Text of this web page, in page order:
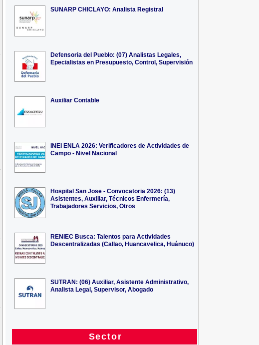
SUNARP CHICLAYO: Analista Registral
Defensoria del Pueblo: (07) Analistas Legales,
Epecialistas en Presupuesto, Control, Supervisión
Auxiliar Contable
INEI ENLA 2026: Verificadores de Actividades de
Campo - Nivel Nacional
Hospital San Jose - Convocatoria 2026: (13)
Asistentes, Auxiliar, Técnicos Enfermería,
Trabajadores Servicios, Otros
RENIEC Busca: Talentos para Actividades
Descentralizadas (Callao, Huancavelica, Huánuco)
SUTRAN: (06) Auxiliar, Asistente Administrativo,
Analista Legal, Supervisor, Abogado
Sector